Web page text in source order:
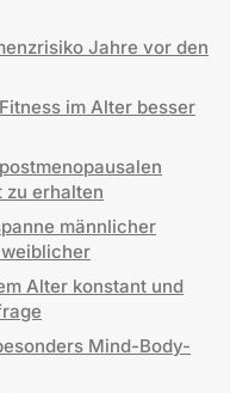
Jahre vor den
im Alter besser
zu erhalten
männlicher
Alter konstant und
Mind-Body-